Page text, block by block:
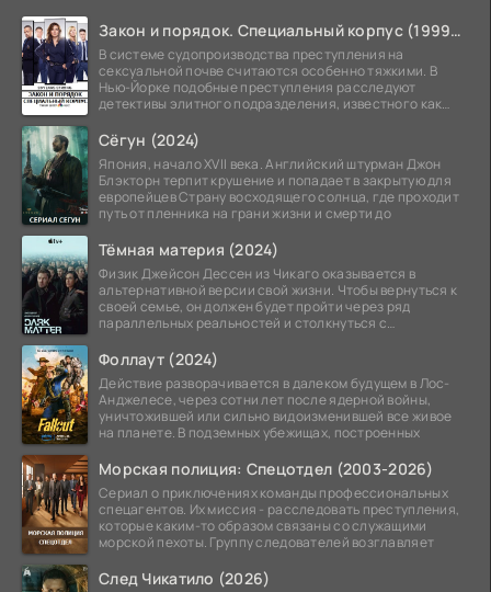
Закон и порядок. Специальный корпус (1999-2026)
В системе судопроизводства преступления на
сексуальной почве считаются особенно тяжкими. В
Нью-Йорке подобные преступления расследуют
детективы элитного подразделения, известного как
Сёгун (2024)
Япония, начало XVII века. Английский штурман Джон
Блэкторн терпит крушение и попадает в закрытую для
европейцев Страну восходящего солнца, где проходит
путь от пленника на грани жизни и смерти до
Тёмная материя (2024)
Физик Джейсон Дессен из Чикаго оказывается в
альтернативной версии свой жизни. Чтобы вернуться к
своей семье, он должен будет пройти через ряд
параллельных реальностей и столкнуться с
Фоллаут (2024)
Действие разворачивается в далеком будущем в Лос-
Анджелесе, через сотни лет после ядерной войны,
уничтожившей или сильно видоизменившей все живое
на планете. В подземных убежищах, построенных
Морская полиция: Спецотдел (2003-2026)
Сериал о приключениях команды профессиональных
спецагентов. Их миссия - расследовать преступления,
которые каким-то образом связаны со служащими
морской пехоты. Группу следователей возглавляет
След Чикатило (2026)